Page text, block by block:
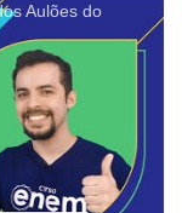
Aulões do